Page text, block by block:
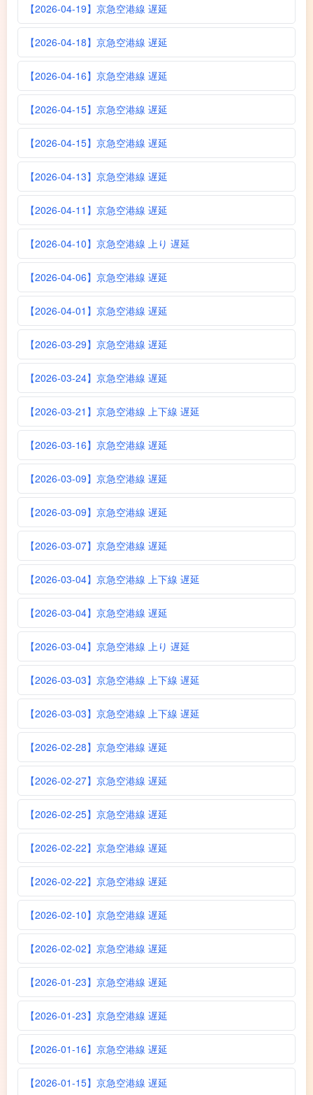
【2026-04-19】京急空港線 遅延
【2026-04-18】京急空港線 遅延
【2026-04-16】京急空港線 遅延
【2026-04-15】京急空港線 遅延
【2026-04-15】京急空港線 遅延
【2026-04-13】京急空港線 遅延
【2026-04-11】京急空港線 遅延
【2026-04-10】京急空港線 上り 遅延
【2026-04-06】京急空港線 遅延
【2026-04-01】京急空港線 遅延
【2026-03-29】京急空港線 遅延
【2026-03-24】京急空港線 遅延
【2026-03-21】京急空港線 上下線 遅延
【2026-03-16】京急空港線 遅延
【2026-03-09】京急空港線 遅延
【2026-03-09】京急空港線 遅延
【2026-03-07】京急空港線 遅延
【2026-03-04】京急空港線 上下線 遅延
【2026-03-04】京急空港線 遅延
【2026-03-04】京急空港線 上り 遅延
【2026-03-03】京急空港線 上下線 遅延
【2026-03-03】京急空港線 上下線 遅延
【2026-02-28】京急空港線 遅延
【2026-02-27】京急空港線 遅延
【2026-02-25】京急空港線 遅延
【2026-02-22】京急空港線 遅延
【2026-02-22】京急空港線 遅延
【2026-02-10】京急空港線 遅延
【2026-02-02】京急空港線 遅延
【2026-01-23】京急空港線 遅延
【2026-01-23】京急空港線 遅延
【2026-01-16】京急空港線 遅延
【2026-01-15】京急空港線 遅延